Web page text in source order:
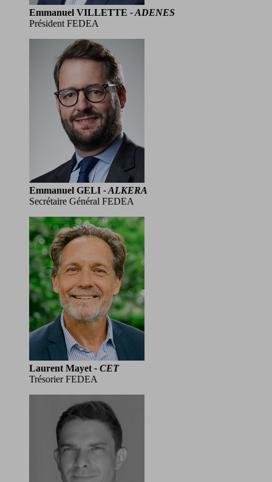
Emmanuel VILLETTE - ADENES
Président FEDEA
Emmanuel GELI - ALKERA
Secrétaire Général FEDEA
Laurent Mayet - CET
Trésorier FEDEA